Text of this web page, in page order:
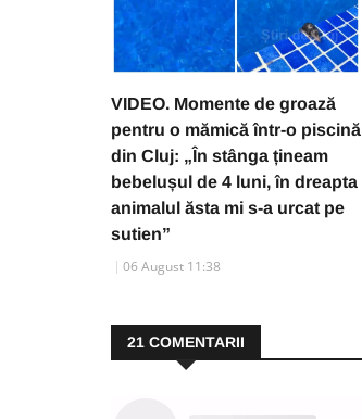
VIDEO. Momente de groază
pentru o mămică într-o piscină
din Cluj: „În stânga țineam
bebelușul de 4 luni, în dreapta
animalul ăsta mi s-a urcat pe
sutien”
06 August 11:38
21 COMENTARII